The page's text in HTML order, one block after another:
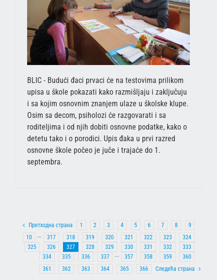
BLIC - Budući đaci prvaci će na testovima prilikom
upisa u škole pokazati kako razmišljaju i zaključuju
i sa kojim osnovnim znanjem ulaze u školske klupe.
Osim sa decom, psiholozi će razgovarati i sa
roditeljima i od njih dobiti osnovne podatke, kako o
detetu tako i o porodici. Upis đaka u prvi razred
osnovne škole počeo je juče i trajaće do 1.
septembra.
Претходна страна 1 2 3 4 5 6 7 8
9
10
··· 317 318 319 320 321 322 323
324
325
326 327 328 329 330 331 332
333
334
335 336 337 ··· 357 358 359
360
361
362 363 364 365 366 Следећа страна